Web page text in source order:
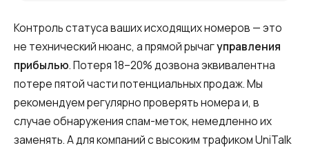
Контроль статуса ваших исходящих номеров — это
не технический нюанс, а прямой рычагуправления
прибылью. Потеря 18–20% дозвона эквивалентна
потере пятой части потенциальных продаж. Мы
рекомендуем регулярно проверять номера и, в
случае обнаружения спам-меток, немедленно их
заменять. А для компаний с высоким трафиком UniTalk